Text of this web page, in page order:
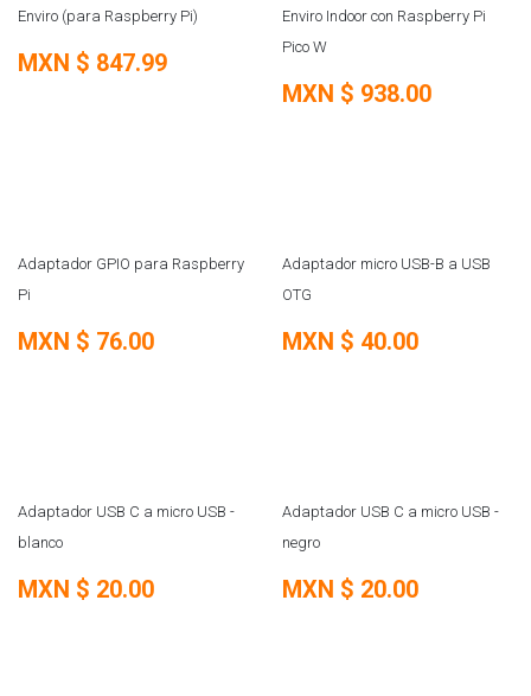
REMATE
Enviro (para Raspberry Pi)
MXN $ 847.99
REMATE
Enviro Indoor con Raspberry Pi
Pico W
MXN $ 938.00
Adaptador GPIO para Raspberry
Pi
MXN $ 76.00
Adaptador micro USB-B a USB
OTG
MXN $ 40.00
Adaptador USB C a micro USB -
blanco
MXN $ 20.00
Adaptador USB C a micro USB -
negro
MXN $ 20.00